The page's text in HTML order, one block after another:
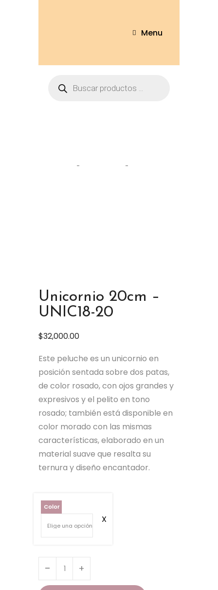
Menu
Unicornio 20cm –
UNIC18-20
$32,000.00
Este peluche es un unicornio en
posición sentada sobre dos patas,
de color rosado, con ojos grandes y
expresivos y el pelito en tono
rosado; también está disponible en
color morado con las mismas
características, elaborado en un
material suave que resalta su
ternura y diseño encantador.
Color